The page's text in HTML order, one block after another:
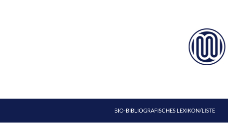
BIO-BIBLIOGRAFISCHES LEXIKON/LISTE